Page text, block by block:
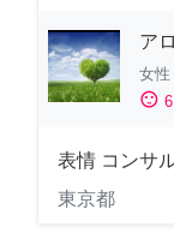
ア
女性
sentiment_satisfied 6
表情 コンサ
東京都